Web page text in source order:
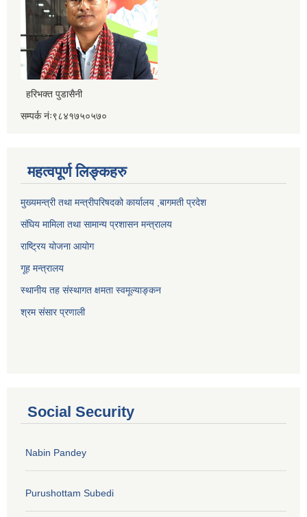
हरिभक्त पुडासैनी
सम्पर्क नंः९८४१७५०५७०
महत्वपूर्ण लिङ्कहरु
मुख्यमन्त्री तथा मन्त्रीपरिषदको कार्यालय ,बागमती प्रदेश
संघिय मामिला तथा सामान्य प्रशासन मन्त्रालय
राष्ट्रिय योजना आयोग
गूह मन्त्रालय
स्थानीय तह संस्थागत क्षमता स्वमूल्याङ्कन
श्रम संसार प्रणाली
Social Security
Nabin Pandey
Purushottam Subedi